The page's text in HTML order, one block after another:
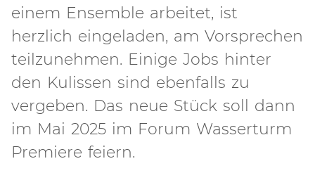
einem Ensemble arbeitet, ist
herzlich eingeladen, am Vorsprechen
teilzunehmen. Einige Jobs hinter
den Kulissen sind ebenfalls zu
vergeben. Das neue Stück soll dann
im Mai 2025 im Forum Wasserturm
Premiere feiern.